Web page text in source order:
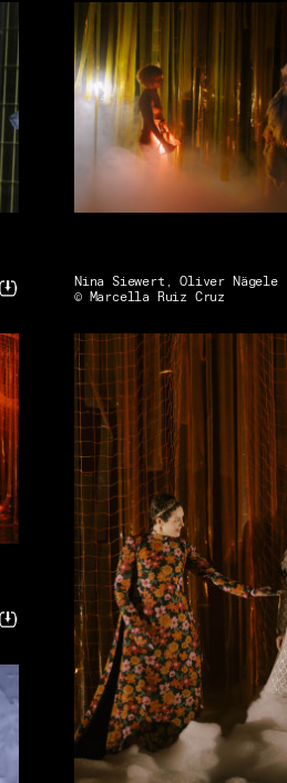
Nina Siewert, Oliver Nägele
© Marcella Ruiz Cruz